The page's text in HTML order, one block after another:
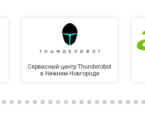
Сервисный центр Thunderobot
в Нижнем Новгороде